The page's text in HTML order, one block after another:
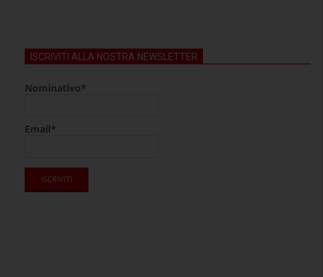
ISCRIVITI ALLA NOSTRA NEWSLETTER
Nominativo*
Email*